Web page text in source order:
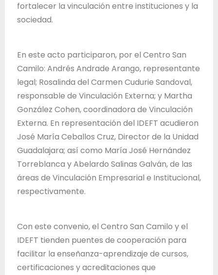
fortalecer la vinculación entre instituciones y la
sociedad.
En este acto participaron, por el Centro San
Camilo: Andrés Andrade Arango, representante
legal; Rosalinda del Carmen Cudurie Sandoval,
responsable de Vinculación Externa; y Martha
González Cohen, coordinadora de Vinculación
Externa. En representación del IDEFT acudieron
José María Ceballos Cruz, Director de la Unidad
Guadalajara; así como María José Hernández
Torreblanca y Abelardo Salinas Galván, de las
áreas de Vinculación Empresarial e Institucional,
respectivamente.
Con este convenio, el Centro San Camilo y el
IDEFT tienden puentes de cooperación para
facilitar la enseñanza-aprendizaje de cursos,
certificaciones y acreditaciones que